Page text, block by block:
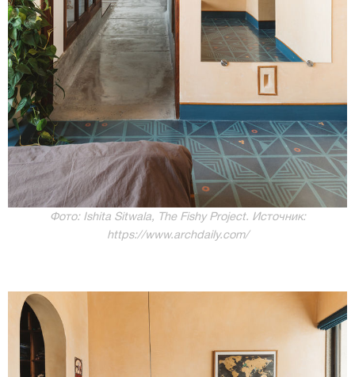
Фото: Ishita Sitwala, The Fishy Project. Источник:
https://www.archdaily.com/